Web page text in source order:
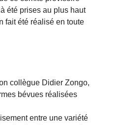
été prises au plus haut
fait été réalisé en toute
collègue Didier Zongo,
bévues réalisées
entre une variété